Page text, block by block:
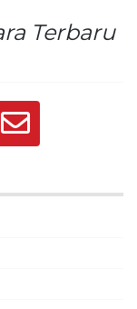
Terbaru